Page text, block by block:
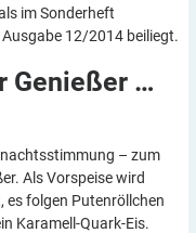
im Sonderheft
12/2014 beiliegt.
Genießer …
– zum
Als Vorspeise wird
es folgen Putenröllchen
Karamell-Quark-Eis.